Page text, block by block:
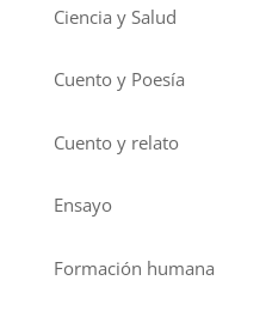
Ciencia y Salud
Cuento y Poesía
Cuento y relato
Ensayo
Formación humana